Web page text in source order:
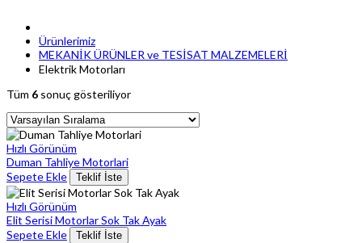
Ürünlerimiz
MEKANİK ÜRÜNLER ve TESİSAT MALZEMELERİ
Elektrik Motorları
Tüm 6 sonuç gösteriliyor
Hızlı Görünüm
Duman Tahliye Motorlari
Sepete Ekle
Teklif İste
Hızlı Görünüm
Elit Serisi Motorlar Sok Tak Ayak
Sepete Ekle
Teklif İste